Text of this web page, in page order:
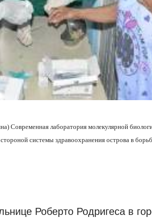
Современная лаборатория молекулярной
системы здравоохранения острова в
Роберто Родригеса в